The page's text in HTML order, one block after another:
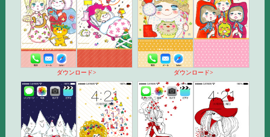
ダウンロード> ダウンロード>